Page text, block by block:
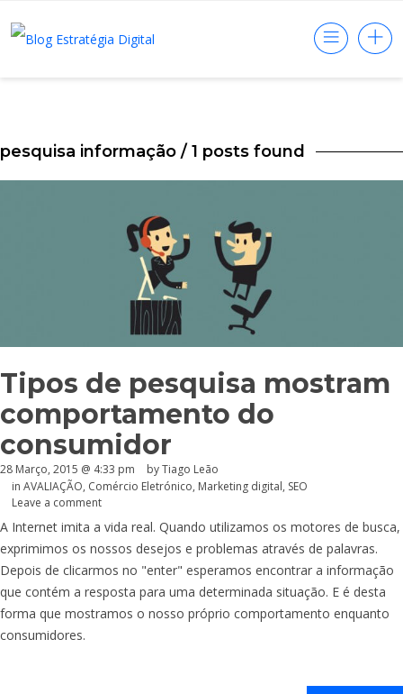
pesquisa informação / 1 posts found
Tipos de pesquisa mostram
comportamento do
consumidor
28 Março, 2015 @ 4:33 pm
by Tiago Leão
in AVALIAÇÃO, Comércio Eletrónico, Marketing digital, SEO
Leave a comment
A Internet imita a vida real. Quando utilizamos os motores de busca,
exprimimos os nossos desejos e problemas através de palavras.
Depois de clicarmos no "enter" esperamos encontrar a informação
que contém a resposta para uma determinada situação. E é desta
forma que mostramos o nosso próprio comportamento enquanto
consumidores.